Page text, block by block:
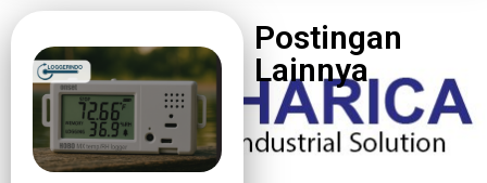
Postingan
Lainnya